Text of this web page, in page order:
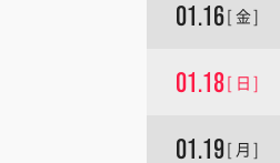
01.16[金]
01.18[日]
01.19[月]